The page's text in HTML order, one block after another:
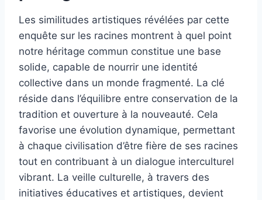
Les similitudes artistiques révélées par cette
enquête sur les racines montrent à quel point
notre héritage commun constitue une base
solide, capable de nourrir une identité
collective dans un monde fragmenté. La clé
réside dans l’équilibre entre conservation de la
tradition et ouverture à la nouveauté. Cela
favorise une évolution dynamique, permettant
à chaque civilisation d’être fière de ses racines
tout en contribuant à un dialogue interculturel
vibrant. La veille culturelle, à travers des
initiatives éducatives et artistiques, devient